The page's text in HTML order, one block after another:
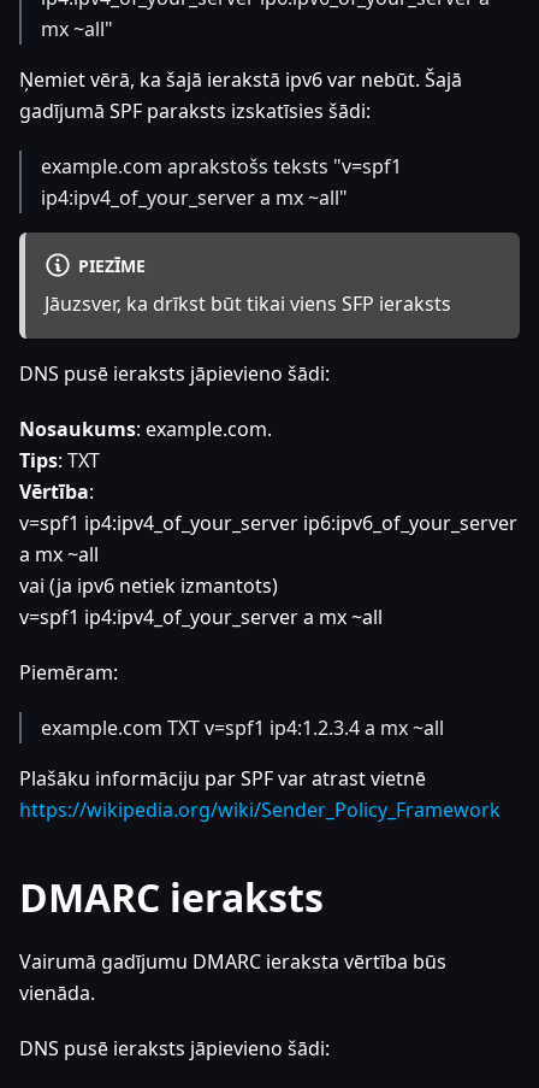
mx ~all"
Ņemiet vērā, ka šajā ierakstā ipv6 var nebūt. Šajā
gadījumā SPF paraksts izskatīsies šādi:
example.com aprakstošs teksts "v=spf1
ip4:ipv4_of_your_servera mx ~all"
PIEZĪME
Jāuzsver, ka drīkst būt tikai viens SFP ieraksts
DNS pusē ieraksts jāpievieno šādi:
Nosaukums: example.com.
Tips: TXT
Vērtība:
v=spf1 ip4:ipv4_of_your_server ip6:ipv6_of_your_server
a mx ~all
vai (ja ipv6 netiek izmantots)
v=spf1 ip4:ipv4_of_your_servera mx ~all
Piemēram:
example.com TXT v=spf1 ip4:1.2.3.4 a mx ~all
Plašāku informāciju par SPF var atrast vietnē
https://wikipedia.org/wiki/Sender_Policy_Framework
DMARC ieraksts
Vairumā gadījumu DMARC ieraksta vērtība būs
vienāda.
DNS pusē ieraksts jāpievieno šādi: